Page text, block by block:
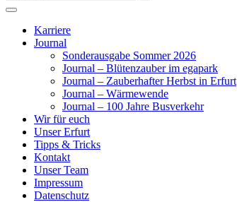
Karriere
Journal
Sonderausgabe Sommer 2026
Journal – Blütenzauber im egapark
Journal – Zauberhafter Herbst in Erfurt
Journal – Wärmewende
Journal – 100 Jahre Busverkehr
Wir für euch
Unser Erfurt
Tipps & Tricks
Kontakt
Unser Team
Impressum
Datenschutz